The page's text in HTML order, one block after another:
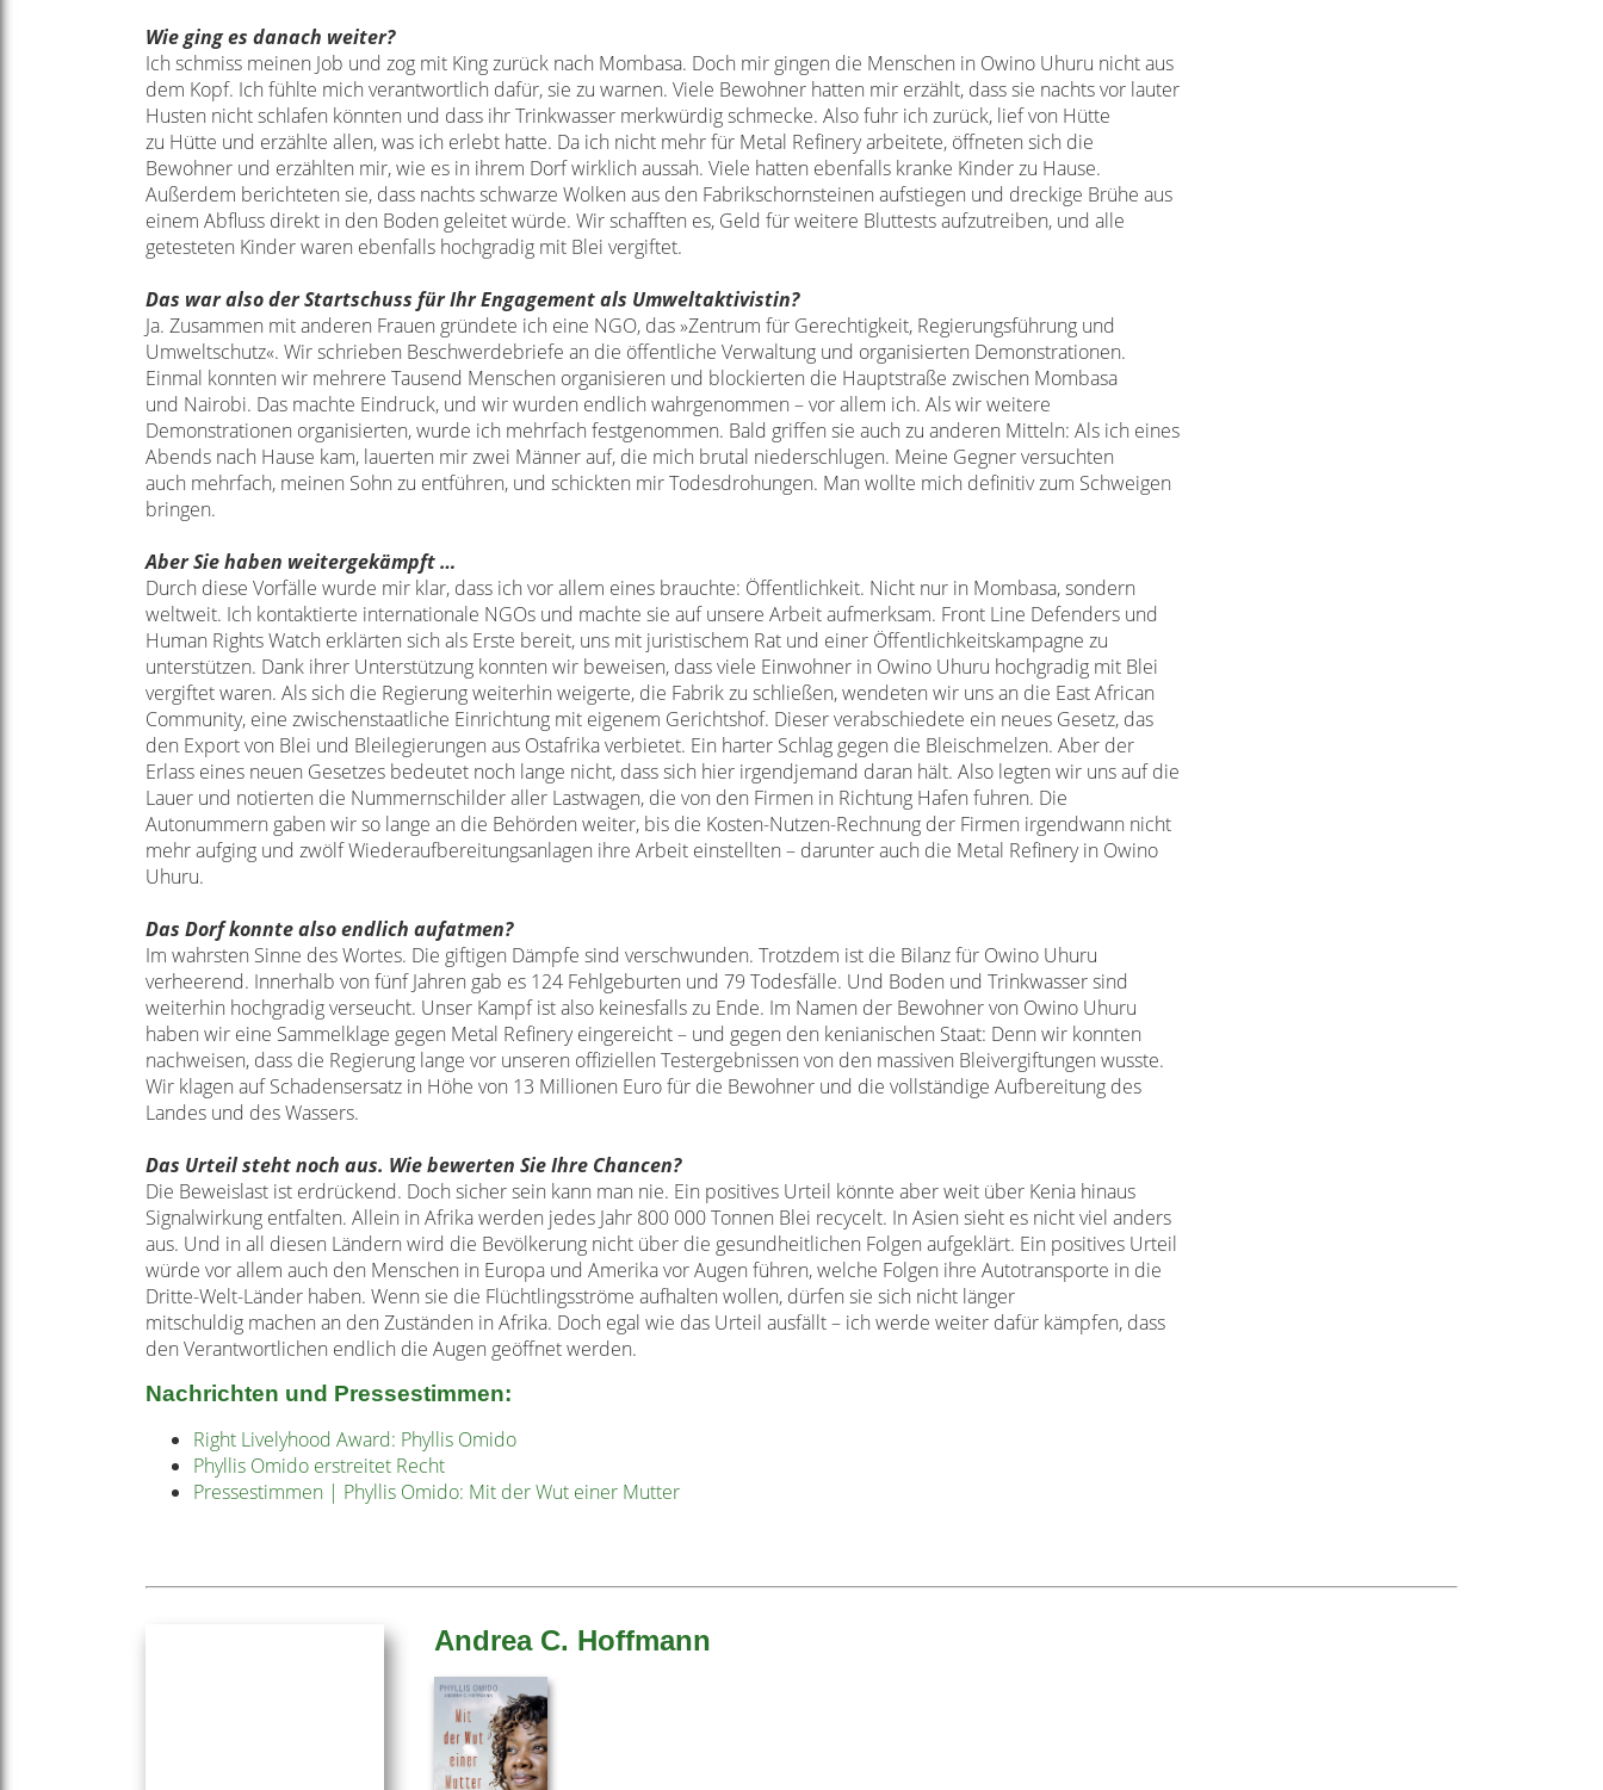
Wie ging es danach weiter?
Ich schmiss meinen Job und zog mit King zurück nach Mombasa. Doch mir gingen die Menschen in Owino Uhuru nicht aus
dem Kopf. Ich fühlte mich verantwortlich dafür, sie zu warnen. Viele Bewohner hatten mir erzählt, dass sie nachts vor lauter
Husten nichtschlafen könnten und dass ihr Trinkwasser merkwürdigschmecke. Also fuhr ich zurück, lief von Hütte
zu Hütte und erzählte allen, was ich erlebt hatte. Da ich nicht mehr für Metal Refinery arbeitete, öffneten sich die
Bewohner und erzählten mir, wie es in ihrem Dorfwirklich aussah. Viele hatten ebenfalls kranke Kinderzu Hause.
Außerdem berichteten sie, dass nachtsschwarze Wolken aus den Fabrikschornsteinen aufstiegen und dreckige Brühe aus
einem Abfluss direkt in den Boden geleitet würde. Wir schafften es, Geld fürweitere Bluttests aufzutreiben, und alle
getesteten Kinder waren ebenfalls hochgradig mit Blei vergiftet.
Das war also der Startschuss für Ihr Engagement als Umweltaktivistin?
Ja. Zusammen mit anderen Frauen gründete ich eine NGO, das »Zentrum für Gerechtigkeit, Regierungsführung und
Umweltschutz«. Wir schrieben Beschwerdebriefe an die öffentliche Verwaltung und organisierten Demonstrationen.
Einmal konnten wir mehrere Tausend Menschen organisieren und blockierten die Hauptstraße zwischen Mombasa
und Nairobi. Das machte Eindruck, und wir wurden endlich wahrgenommen – vor allem ich. Als wirweitere
Demonstrationen organisierten, wurde ich mehrfach festgenommen. Bald griffen sie auch zu anderen Mitteln: Als ich eines
Abends nach Hause kam, lauerten mir zwei Männer auf, die mich brutal niederschlugen. Meine Gegner versuchten
auch mehrfach, meinen Sohn zu entführen, und schickten mir Todesdrohungen. Man wollte mich definitiv zum Schweigen
bringen.
Aber Sie haben weitergekämpft …
Durch diese Vorfälle wurde mir klar, dass ich vorallem eines brauchte: Öffentlichkeit. Nicht nur in Mombasa, sondern
weltweit. Ich kontaktierte internationale NGOs und machte sie auf unsere Arbeitaufmerksam. Front Line Defenders und
Human Rights Watch erklärten sich als Erste bereit, uns mit juristischem Rat und einer Öffentlichkeitskampagne zu
unterstützen. Dank ihrer Unterstützung konnten wir beweisen, dass viele Einwohner in Owino Uhuru hochgradig mit Blei
vergiftet waren. Als sich die Regierung weiterhin weigerte, die Fabrik zu schließen,wendeten wir uns an die East African
Community, eine zwischenstaatliche Einrichtung mit eigenem Gerichtshof. Dieser verabschiedete ein neues Gesetz, das
den Export von Blei und Bleilegierungen aus Ostafrika verbietet. Ein harter Schlag gegen die Bleischmelzen. Aber der
Erlass eines neuen Gesetzes bedeutet noch lange nicht, dass sich hier irgendjemand daran hält. Also legten wir uns auf die
Lauer und notierten die Nummernschilder aller Lastwagen, die von den Firmen in Richtung Hafen fuhren. Die
Autonummern gaben wir so lange an die Behörden weiter, bis die Kosten-Nutzen-Rechnung der Firmen irgendwann nicht
mehr aufging und zwölf Wiederaufbereitungsanlagen ihre Arbeit einstellten – darunter auch die Metal Refinery in Owino
Uhuru.
Das Dorf konnte also endlich aufatmen?
Im wahrsten Sinne des Wortes. Die giftigen Dämpfe sind verschwunden. Trotzdem ist die Bilanz für Owino Uhuru
verheerend. Innerhalb von fünf Jahren gab es 124 Fehlgeburten und 79 Todesfälle. Und Boden und Trinkwasser sind
weiterhin hochgradigverseucht. Unser Kampf ist also keinesfalls zu Ende. Im Namen der Bewohner von Owino Uhuru
haben wir eine Sammelklage gegen Metal Refinery eingereicht– und gegen den kenianischen Staat: Denn wir konnten
nachweisen, dass die Regierung lange vor unseren offiziellen Testergebnissen von den massiven Bleivergiftungen wusste.
Wir klagen auf Schadensersatz in Höhe von 13 Millionen Euro für die Bewohner und die vollständige Aufbereitung des
Landes und des Wassers.
Das Urteil steht noch aus. Wie bewerten SieIhre Chancen?
Die Beweislast ist erdrückend. Doch sicher sein kann man nie. Ein positives Urteil könnte aber weit über Kenia hinaus
Signalwirkung entfalten. Allein in Afrika werden jedes Jahr 800 000 Tonnen Blei recycelt. In Asien sieht es nicht viel anders
aus. Und in all diesen Ländern wird die Bevölkerung nicht über die gesundheitlichen Folgen aufgeklärt. Ein positives Urteil
würde vor allem auch den Menschen in Europa und Amerika vor Augen führen, welche Folgen ihre Autotransporte in die
Dritte-Welt-Länder haben. Wenn sie die Flüchtlingsströme aufhalten wollen, dürfen sie sich nicht länger
mitschuldig machen an den Zuständen in Afrika. Doch egal wie das Urteil ausfällt – ich werde weiter dafür kämpfen, dass
den Verantwortlichen endlich die Augen geöffnetwerden.
Nachrichten und Pressestimmen:
Right Livelyhood Award: Phyllis Omido
Phyllis Omido erstreitet Recht
Pressestimmen | Phyllis Omido: Mit der Wut einer Mutter
Andrea C. Hoffmann